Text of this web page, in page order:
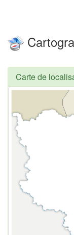
Carte de